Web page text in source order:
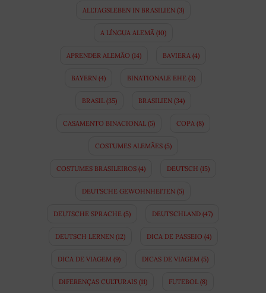
ALLTAGSLEBEN IN BRASILIEN(3)
A LÍNGUA ALEMÃ(10)
APRENDER ALEMÃO (14) BAVIERA (4)
BAYERN(4) BINATIONALE EHE(3)
BRASIL(35) BRASILIEN(34)
CASAMENTO BINACIONAL(5) COPA(8)
COSTUMES ALEMÃES(5)
COSTUMES BRASILEIROS (4) DEUTSCH (15)
DEUTSCHE GEWOHNHEITEN (5)
DEUTSCHE SPRACHE (5) DEUTSCHLAND (47)
DEUTSCH LERNEN(12) DICA DE PASSEIO (4)
DICA DE VIAGEM (9) DICAS DE VIAGEM (5)
DIFERENÇAS CULTURAIS (11) FUTEBOL (8)